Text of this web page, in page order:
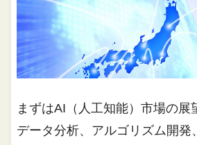
まずはAI（人工知能）市場の展
データ分析、アルゴリズム開発